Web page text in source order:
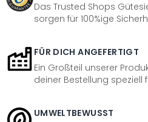
Das Trusted Shops
sorgen für 100%ige
FÜR DICH ANGEFERTIGT
Ein Großteil unserer
deiner Bestellung speziell
UMWELTBEWUSST